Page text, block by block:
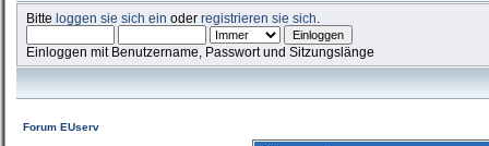
Bitteloggen sie sich ein oderregistrieren sie sich
Einloggen mit Benutzername, Passwort und Sitzungslänge
Forum EUserv